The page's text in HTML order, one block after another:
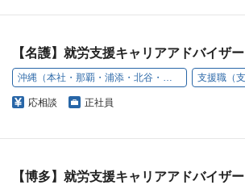
【名護】就労支援キャリアアドバイザー
沖縄（本社・那覇・浦添・北谷・名護・豊見城）
応相談 正社員
【博多】就労支援キャリアアドバイザー